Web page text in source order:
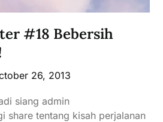
#18 Bebersih
26, 2013
siang admin
share tentang kisah perjalanan